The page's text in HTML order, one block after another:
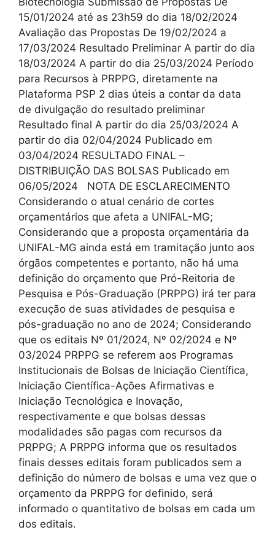
15/01/2024 até as 23h59 do dia 18/02/2024
Avaliação das Propostas De 19/02/2024 a
17/03/2024 Resultado Preliminar A partir do dia
18/03/2024 A partir do dia 25/03/2024 Período
para Recursos à PRPPG, diretamente na
Plataforma PSP 2 dias úteis a contar da data
de divulgação do resultado preliminar
Resultado final A partir do dia 25/03/2024 A
partir do dia 02/04/2024 Publicado em
03/04/2024 RESULTADO FINAL –
DISTRIBUIÇÃO DAS BOLSAS Publicado em
06/05/2024 NOTA DE ESCLARECIMENTO
Considerando o atual cenário de cortes
orçamentários que afeta a UNIFAL-MG;
Considerando que a proposta orçamentária da
UNIFAL-MG ainda está em tramitação junto aos
órgãos competentes e portanto, não há uma
definição do orçamento que Pró-Reitoria de
Pesquisa e Pós-Graduação (PRPPG) irá ter para
execução de suas atividades de pesquisa e
pós-graduação no ano de 2024; Considerando
que os editais Nº 01/2024, Nº 02/2024 e Nº
03/2024 PRPPG se referem aos Programas
Institucionais de Bolsas de Iniciação Científica,
Iniciação Científica-Ações Afirmativas e
Iniciação Tecnológica e Inovação,
respectivamente e que bolsas dessas
modalidades são pagas com recursos da
PRPPG; A PRPPG informa que os resultados
finais desses editais foram publicados sem a
definição do número de bolsas e uma vez que o
orçamento da PRPPG for definido, será
informado o quantitativo de bolsas em cada um
dos editais.